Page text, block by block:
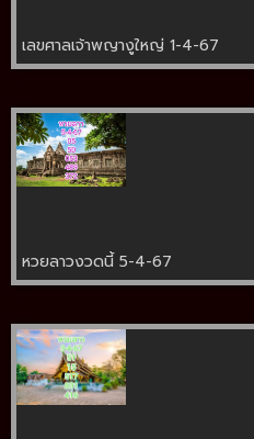
เลขศาลเจ้าพญางูใหญ่ 1-4-67
หวยลาวงวดนี้ 5-4-67